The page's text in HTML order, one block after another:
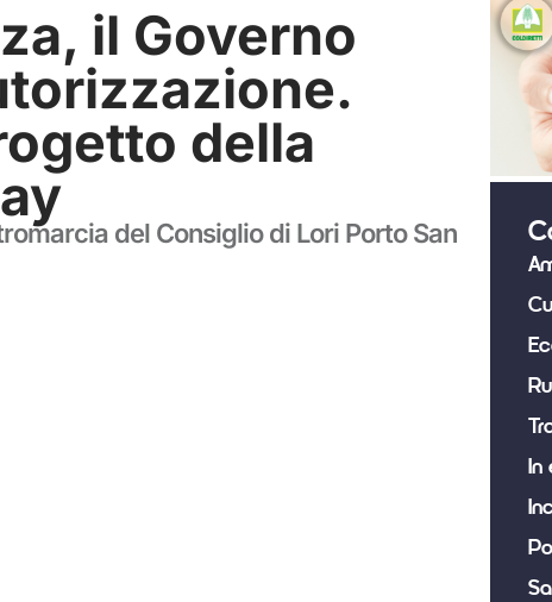
il Governo
della
del Consiglio di Lori Porto San
In